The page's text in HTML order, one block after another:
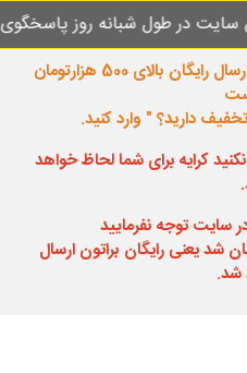
طول شبانه روز پاسخگوی شما
توجه مهم : حتما برای بهره مندی از ارسال رایگان بالای 500 هزارتومان
کرایه برای شما لحاظ خواهد
سایت توجه نفرمایید
شد یعنی رایگان براتون ارسال
شد.